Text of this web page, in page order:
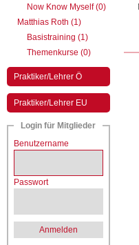
Now Know Myself (0)
Matthias Roth (1)
Basistraining (1)
Themenkurse (0)
Praktiker/Lehrer Ö
Praktiker/Lehrer EU
Login für Mitglieder
Benutzername
Passwort
Anmelden